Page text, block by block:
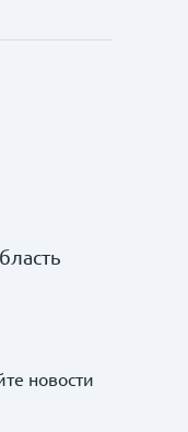
новости